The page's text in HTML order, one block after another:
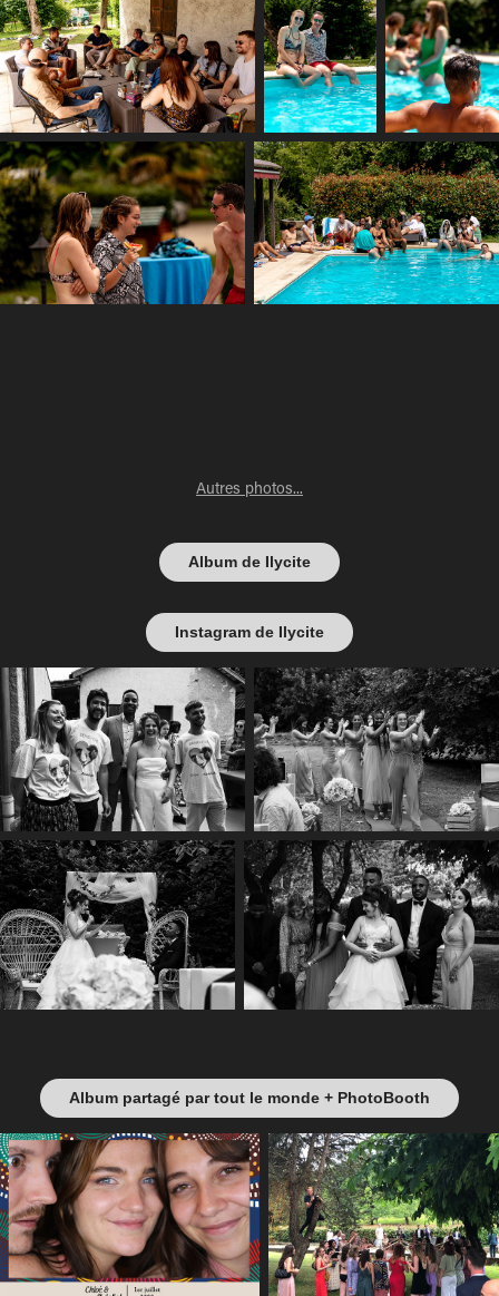
Autres photos...
Album de Ilycite
Instagram de Ilycite
Album partagé par tout le monde + PhotoBooth